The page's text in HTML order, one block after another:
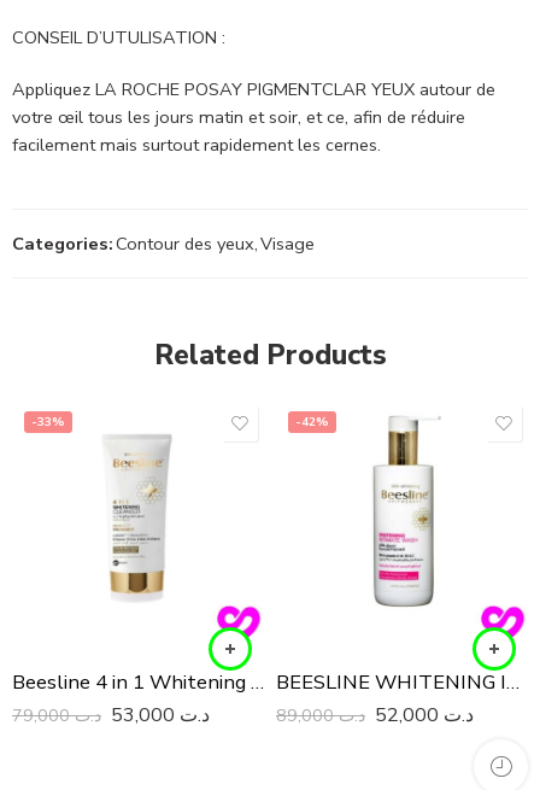
CONSEIL D’UTULISATION :
Appliquez LA ROCHE POSAY PIGMENTCLAR YEUX autour de
votre œil tous les jours matin et soir, et ce, afin de réduire
facilement mais surtout rapidement les cernes.
Categories:Contour des yeux,Visage
Related Products
-33%
Beesline 4 in 1 Whitening Cleanser Perfect Radiance 150 ML
د.ت79,000 د.ت
-42%
BEESLINE WHITENING INTIMATE WASH 200ML
د.ت89,000 د.ت